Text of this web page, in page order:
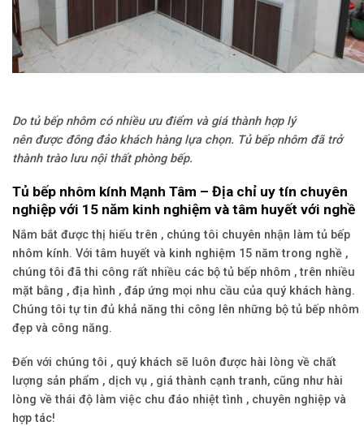
Do tủ bếp nhôm có nhiều ưu điểm và giá thành hợp lý
nên được đông đảo khách hàng lựa chọn. Tủ bếp nhôm đã trở
thành trào lưu nội thất phòng bếp.
Tủ bếp nhôm kính Mạnh Tâm – Địa chỉ uy tín chuyên
nghiệp với 15 năm kinh nghiệm và tâm huyết với nghề
Nắm bắt được thị hiếu trên , chúng tôi chuyên nhận làm tủ bếp
nhôm kính. Với tâm huyết và kinh nghiệm 15 năm trong nghề ,
chúng tôi đã thi công rất nhiều các bộ tủ bếp nhôm , trên nhiều
mặt bằng , địa hình , đáp ứng mọi nhu cầu của quý khách hàng.
Chúng tôi tự tin đủ khả năng thi công lên những bộ tủ bếp nhôm
đẹp và công năng.
Đến với chúng tôi , quý khách sẽ luôn được hài lòng về chất
lượng sản phẩm , dịch vụ , giá thành cạnh tranh, cũng như hài
lòng về thái độ làm việc chu đáo nhiệt tình , chuyên nghiệp và
hợp tác!